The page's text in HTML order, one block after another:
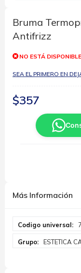
comienzo
de
la
de
imágenes
Bruma
Antifrizz
NO ESTÁ DISPONIBLE
SEA EL PRIMERO EN
$357
Más Información
Información
ESTETICA